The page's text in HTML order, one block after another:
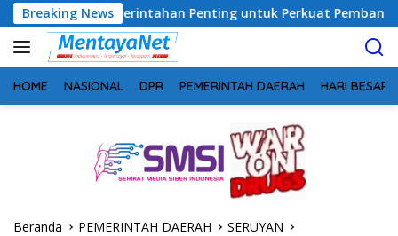
Langsung
ke
konten
Breaking NewsPenting untuk Perkuat Pembangunan Desa
HOME NASIONAL DPR PEMERINTAH DAERAH HARI BESAR
Beranda PEMERINTAH DAERAH SERUYAN